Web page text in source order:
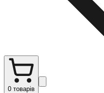
0 товарів